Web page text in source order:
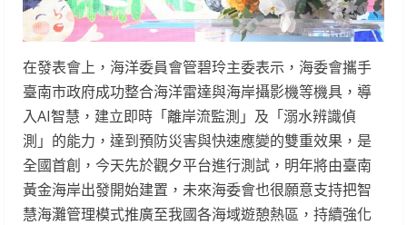
在發表會上，海洋委員會管碧玲主委表示，海委會攜手
臺南市政府成功整合海洋雷達與海岸攝影機等機具，導
入AI智慧，建立即時「離岸流監測」及「溺水辨識偵
測」的能力，達到預防災害與快速應變的雙重效果，是
全國首創，今天先於觀夕平台進行測試，明年將由臺南
黃金海岸出發開始建置，未來海委會也很願意支持把智
慧海灘管理模式推廣至我國各海域遊憩熱區，持續強化